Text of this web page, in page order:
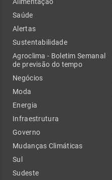
Alimentação
Saúde
Alertas
Sustentabilidade
Agroclima - Boletim Semanal
de previsão do tempo
Negócios
Moda
Energia
Infraestrutura
Governo
Mudanças Climáticas
Sul
Sudeste